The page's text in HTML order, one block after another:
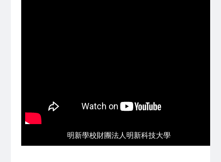
明新學校財團法人明新科技大學